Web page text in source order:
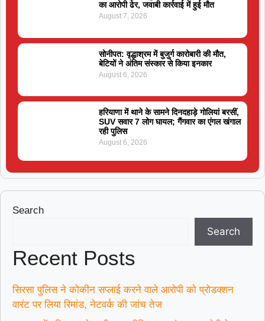
का आरोपी ढेर, जवाबी कार्रवाई में हुई मौत
August 7, 2026
सोनीपत: वृद्धाश्रम में बुजुर्ग कारोबारी की मौत,
बेटियों ने अंतिम संस्कार से किया इनकार
August 6, 2026
हरियाणा में थाने के सामने दिनदहाड़े गोलियां बरसीं,
SUV सवार 7 लोग घायल; गैंगवार का एंगल खंगाल
रही पुलिस
August 6, 2026
Search
Search
Recent Posts
सिरसा पुलिस ने कोकीन सप्लाई करने वाले आरोपी को प्रोडक्शन
वारंट पर लिया रिमांड, नेटवर्क की जांच तेज